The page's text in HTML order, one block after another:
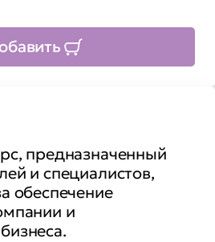
предназначенный
и специалистов,
обеспечение
и